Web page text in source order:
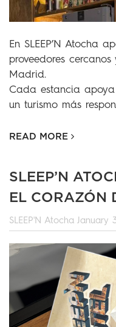
En SLEEP’N Atocha
proveedores
Madrid.
Cada estancia
un turismo más
READ MORE
SLEEP’N
EL CORAZÓN
SLEEP'N Atocha January